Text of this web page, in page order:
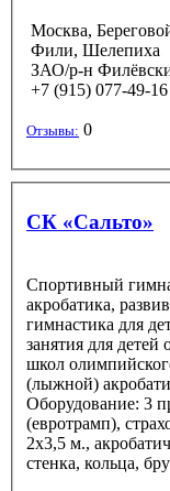
Москва,
Фили, Шелепиха
ЗАО/р-н
+7 (915) 077-49-16
Отзывы: 0
СК «Сальто»
Спортивный
акробатика,
гимнастика для
занятия для
школ
(лыжной)
Оборудование: 3
(евротрамп),
2х3,5 м.,
стенка, кольца,